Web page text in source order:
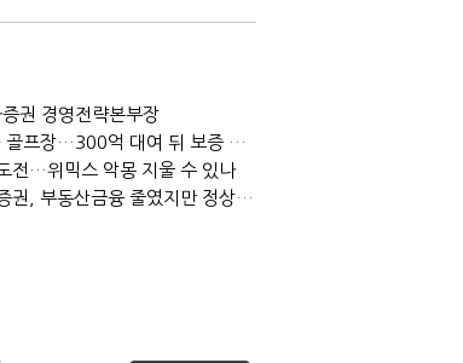
권 경영전략본부장
[IB토마토]메가스터디, 교육보다 골프장…300억 대여 뒤 보증 리스크
전…위믹스 악몽 지울 수 있나
[IB토마토](PF 잔불)③다올투자증권, 부동산금융 줄였지만 정상화는 진행형